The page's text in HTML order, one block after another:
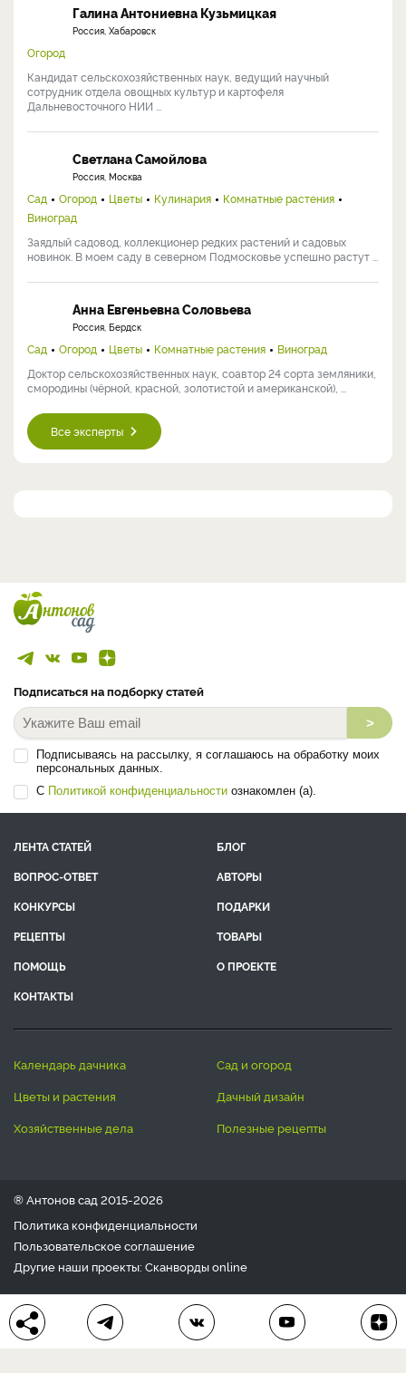
Галина Антониевна Кузьмицкая
Россия, Хабаровск
Огород
Кандидат сельскохозяйственных наук, ведущий научный
сотрудник отдела овощных культур и картофеля
Дальневосточного НИИ ...
Светлана Самойлова
Россия, Москва
Сад Огород Цветы Кулинария
Комнатные растения
Виноград
Заядлый садовод, коллекционер редких растений и садовых
новинок. В моем саду в северном Подмосковье успешно растут ...
Анна Евгеньевна Соловьева
Россия, Бердск
Сад Огород Цветы Комнатные растения
Виноград
Доктор сельскохозяйственных наук, соавтор 24 сорта земляники,
смородины (чёрной, красной, золотистой и американской), ...
Все эксперты
Подписаться на подборку статей
>
Подписываясь на рассылку, я соглашаюсь на обработку моих
персональных данных.
С Политикой конфиденциальности ознакомлен (а).
ЛЕНТА СТАТЕЙ
БЛОГ
ВОПРОС-ОТВЕТ
АВТОРЫ
КОНКУРСЫ
ПОДАРКИ
РЕЦЕПТЫ
ТОВАРЫ
ПОМОЩЬ
О ПРОЕКТЕ
КОНТАКТЫ
календарь дачника
сад и огород
цветы и растения
дачный дизайн
хозяйственные дела
полезные рецепты
® Антонов сад 2015-2026
Политика конфиденциальности
Пользовательское соглашение
Другие наши проекты: Сканвордыonline
Любое использование материала допускается только с
письменного согласия редакции